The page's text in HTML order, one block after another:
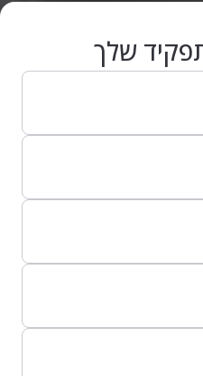
שלך